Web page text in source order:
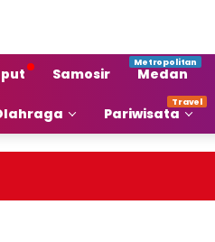
Samosir Medan
Pariwisata